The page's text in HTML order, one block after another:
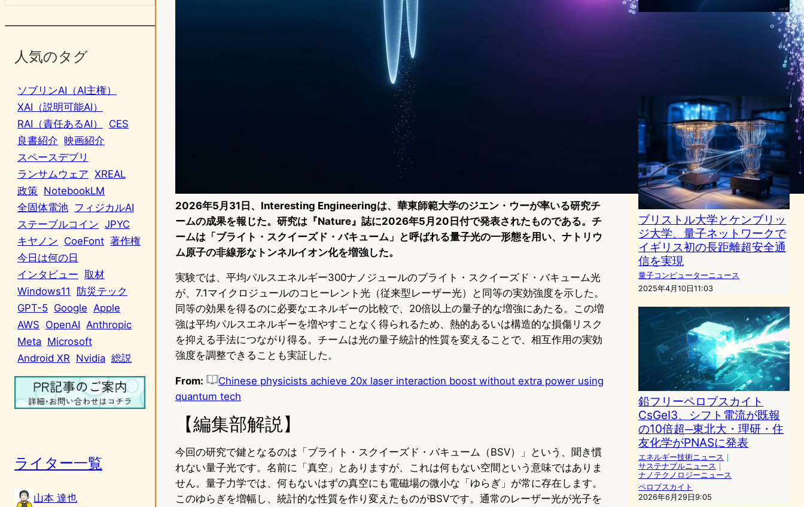
人気のタグ
ソブリンAI（AI主権）
XAI（説明可能AI）
RAI（責任あるAI）
CES
良書紹介 映画紹介
スペースデブリ
ランサムウェア XREAL
政策 NotebookLM
全固体電池 フィジカルAI
ステーブルコイン JPYC
キヤノン CoeFont 著作権
今日は何の日
インタビュー 取材
Windows11
防災テック
GPT-5 Google Apple
AWS OpenAI Anthropic
Meta Microsoft
Android XR Nvidia 総説
ライター一覧
山本 達也
2026年5月31日、Interesting Engineeringは、華東師範大学のジエン・ウーが率いる研究チ
ームの成果を報じた。研究は『Nature』誌に2026年5月20日付で発表されたものである。チ
ームは「ブライト・スクイーズド・バキューム」と呼ばれる量子光の一形態を用い、ナトリウ
ム原子の非線形なトンネルイオン化を増強した。
実験では、平均パルスエネルギー300ナノジュールのブライト・スクイーズド・バキューム光
が、7.1マイクロジュールのコヒーレント光（従来型レーザー光）と同等の実効強度を示した。
同等の効果を得るのに必要なエネルギーの比較で、20倍以上の量子的な増強にあたる。この増
強は平均パルスエネルギーを増やすことなく得られるため、熱的あるいは構造的な損傷リスク
を抑える手法につながり得る。チームは光の量子統計的性質を変えることで、相互作用の実効
強度を調整できることも実証した。
From:
Chinese physicists achieve 20x laser interaction boost without extra power using
quantum tech
【編集部解説】
今回の研究で鍵となるのは「ブライト・スクイーズド・バキューム（BSV）」という、聞き慣
れない量子光です。名前に「真空」とありますが、これは何もない空間という意味ではありま
せん。量子力学では、何もないはずの真空にも電磁場の微小な「ゆらぎ」が常に存在します。
このゆらぎを増幅し、統計的な性質を作り変えたものがBSVです。通常のレーザー光が光子を
Caltech開発の光帆技術が進
化、恒星間飛行の実現へ大き
ブリストル大学とケンブリッ
ジ大学、量子ネットワークで
イギリス初の長距離超安全通
信を実現
量子コンピューターニュース
2025年4月10日11:03
鉛フリーペロブスカイト
CsGeI3、シフト電流が既報
の10倍超─東北大・理研・住
友化学がPNASに発表
エネルギー技術ニュース ｜
サステナブルニュース ｜
ナノテクノロジーニュース
ペロブスカイト
2026年6月29日9:05